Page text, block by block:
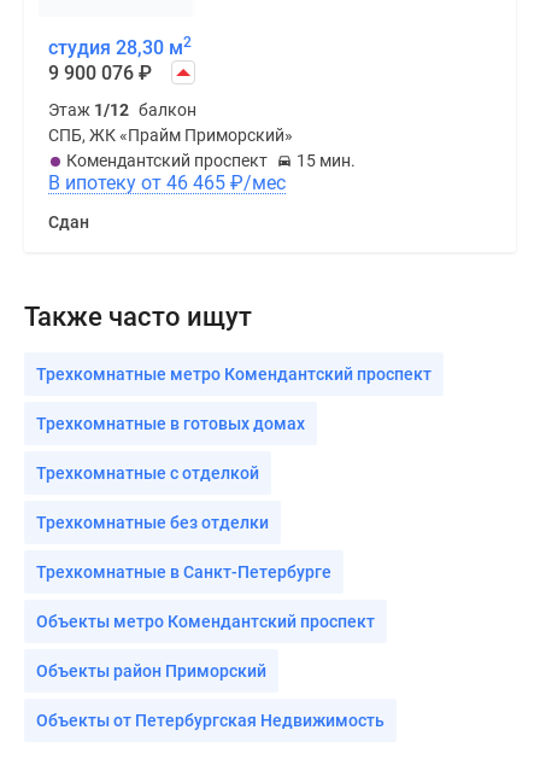
студия 28,30 м2
9 900 076 ₽
Этаж 1/12 балкон
СПБ, ЖК «Прайм Приморский»
Комендантский проспект
15 мин.
В ипотеку от 46 465 ₽/мес
Сдан
Также часто ищут
Трехкомнатные метро Комендантский проспект
Трехкомнатные в готовых домах
Трехкомнатные с отделкой
Трехкомнатные без отделки
Трехкомнатные в Санкт-Петербурге
Объекты метро Комендантский проспект
Объекты район Приморский
Объекты от Петербургская Недвижимость